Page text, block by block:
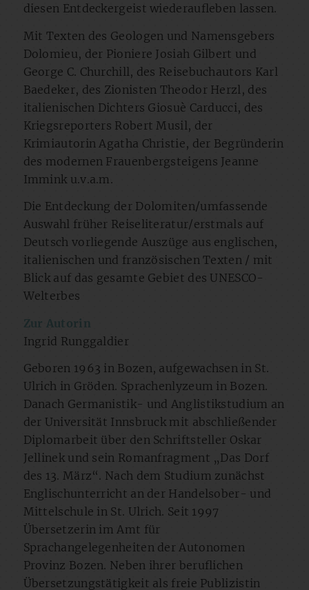
diesen Entdeckergeist wiederaufleben lassen.
Mit Texten des Geologen und Namensgebers
Dolomieu, der Pioniere Josiah Gilbert und
George C. Churchill, des Reisebuchautors Karl
Baedeker, des Zionisten Theodor Herzl, des
italienischen Dichters Giosuè Carducci, des
Kriegsreporters Robert Musil, der
Krimiautorin Agatha Christie, der Begründerin
des modernen Frauenbergsteigens Jeanne
Immink u.v.a.m.
Die Entdeckung der Dolomiten/umfassende
Auswahl früher Reiseliteratur/erstmals auf
Deutsch vorliegende Auszüge aus englischen,
italienischen und französischen Texten / mit
Blick auf das gesamte Gebiet des UNESCO-
Welterbes
Zur Autorin
Ingrid Runggaldier
Geboren 1963 in Bozen, aufgewachsen in St.
Ulrich in Gröden. Sprachenlyzeum in Bozen.
Danach Germanistik- und Anglistikstudium an
der Universität Innsbruck mit abschließender
Diplomarbeit über den Schriftsteller Oskar
Jellinek und sein Romanfragment „Das Dorf
des 13. März“. Nach dem Studium zunächst
Englischunterricht an der Handelsober- und
Mittelschule in St. Ulrich. Seit 1997
Übersetzerin im Amt für
Sprachangelegenheiten der Autonomen
Provinz Bozen. Neben ihrer beruflichen
Übersetzungstätigkeit als freie Publizistin